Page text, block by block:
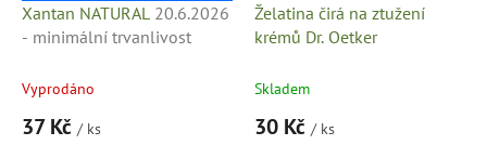
Xantan NATURAL 20.6.2026
- minimální trvanlivost
Vyprodáno
37 Kč / ks
Želatina čirá na ztužení
krémů Dr. Oetker
Skladem
30 Kč / ks